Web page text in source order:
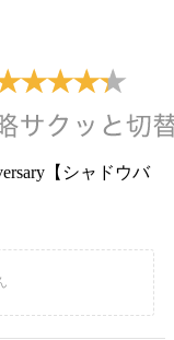
【シャドウバ